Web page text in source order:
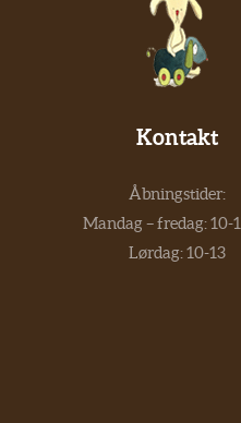
Kontakt
Åbningstider:
Mandag – fredag: 10-
Lørdag: 10-13